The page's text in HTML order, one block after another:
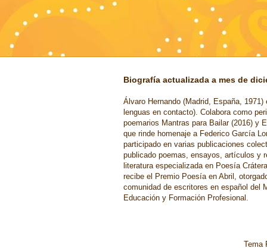
Biografía actualizada a mes de
Álvaro Hernando (Madrid, España,
lenguas en contacto). Colabora como
poemarios Mantras para Bailar (2016) y
que rinde homenaje a Federico García
participado en varias publicaciones
publicado poemas, ensayos, artículos y
literatura especializada en Poesía
recibe el Premio Poesía en Abril,
comunidad de escritores en español del
Educación y Formación Profesional.
Tema